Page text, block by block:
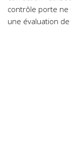
contrôle porte
une évaluation